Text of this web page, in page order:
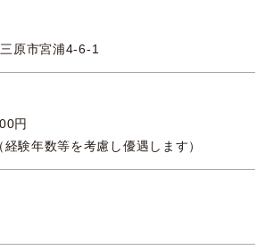
原市宮浦4-6-1
円
験年数等を考慮し優遇します）